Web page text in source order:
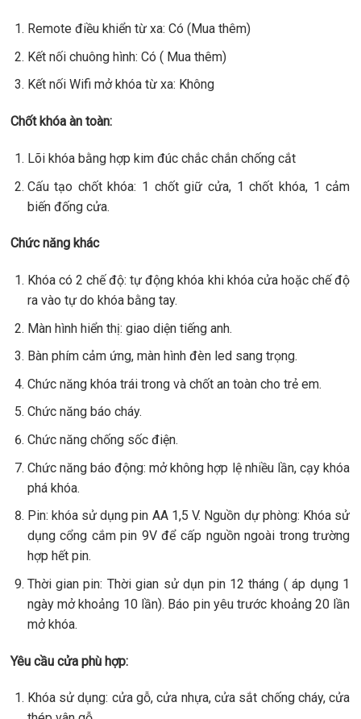
Remote điều khiển từ xa: Có (Mua thêm)
Kết nối chuông hình: Có ( Mua thêm)
Kết nối Wifi mở khóa từ xa: Không
Chốt khóa àn toàn:
Lõi khóa bằng hợp kim đúc chắc chắn chống cắt
Cấu tạo chốt khóa: 1 chốt giữ cửa, 1 chốt khóa, 1 cảm
biến đống cửa.
Chức năng khác
Khóa có 2 chế độ: tự động khóa khi khóa cửa hoặc chế độ
ra vào tự do khóa bằng tay.
Màn hình hiển thị: giao diện tiếng anh.
Bàn phím cảm ứng, màn hình đèn led sang trọng.
Chức năng khóa trái trong và chốt an toàn cho trẻ em.
Chức năng báo cháy.
Chức năng chống sốc điện.
Chức năng báo động: mở không hợp lệ nhiều lần, cạy khóa
phá khóa.
Pin: khóa sử dụng pin AA 1,5 V. Nguồn dự phòng: Khóa sử
dụng cổng cắm pin 9V để cấp nguồn ngoài trong trường
hợp hết pin.
Thời gian pin: Thời gian sử dụn pin 12 tháng ( áp dụng 1
ngày mở khoảng 10 lần). Báo pin yêu trước khoảng 20 lần
mở khóa.
Yêu cầu cửa phù hợp:
Khóa sử dụng: cửa gỗ, cửa nhựa, cửa sắt chống cháy, cửa